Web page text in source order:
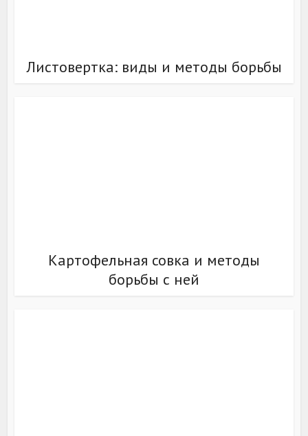
Листовертка: виды и методы борьбы
Картофельная совка и методы
борьбы с ней